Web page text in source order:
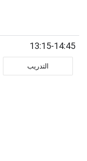
13:15-14:45
التدريب